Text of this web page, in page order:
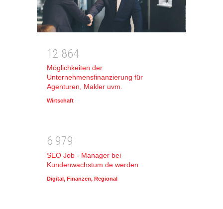
1 2 864
Möglichkeiten der
Unternehmensfinanzierung für
Agenturen, Makler uvm.
Wirtschaft
6 979
SEO Job - Manager bei
Kundenwachstum.de werden
Digital, Finanzen, Regional